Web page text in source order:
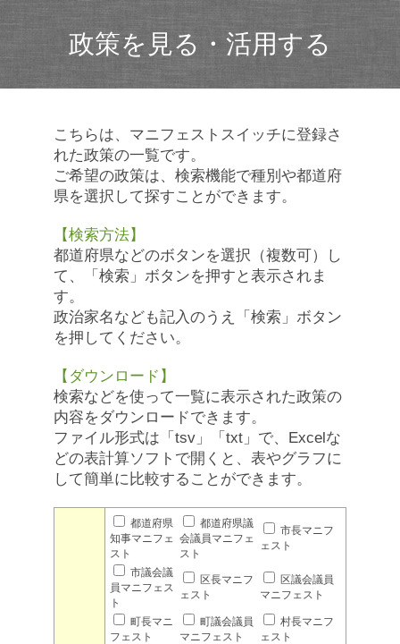
政策を見る・活用する
こちらは、マニフェストスイッチに登録さ
れた政策の一覧です。
ご希望の政策は、検索機能で種別や都道府
県を選択して探すことができます。
【検索方法】
都道府県などのボタンを選択（複数可）し
て、「検索」ボタンを押すと表示されま
す。
政治家名なども記入のうえ「検索」ボタン
を押してください。
【ダウンロード】
検索などを使って一覧に表示された政策の
内容をダウンロードできます。
ファイル形式は「tsv」「txt」で、Excelな
どの表計算ソフトで開くと、表やグラフに
して簡単に比較することができます。
都道府県
知事マニフェ
スト
都道府県議
会議員マニフェ
スト
市長マニフ
ェスト
市議会議
員マニフェス
ト
区長マニフ
ェスト
区議会議員
マニフェスト
町長マニ
フェスト
町議会議員
マニフェスト
村長マニフ
ェスト